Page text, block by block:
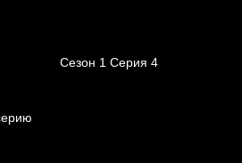
Сезон 1 Серия 4